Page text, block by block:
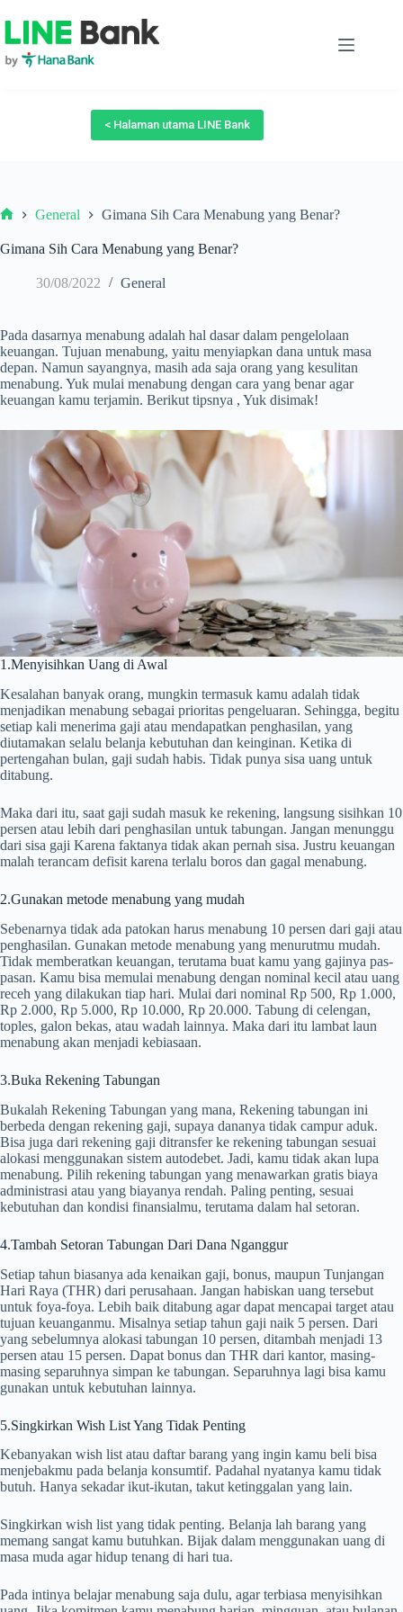
to
content
< Halaman utama LINE Bank
General Gimana Sih Cara Menabung yang Benar?
Gimana Sih Cara Menabung yang Benar?
30/08/2022 General
Pada dasarnya menabung adalah hal dasar dalam pengelolaan
keuangan. Tujuan menabung, yaitu menyiapkan dana untuk masa
depan. Namun sayangnya, masih ada saja orang yang kesulitan
menabung. Yuk mulai menabung dengan cara yang benar agar
keuangan kamu terjamin. Berikut tipsnya , Yuk disimak!
1.Menyisihkan Uang di Awal
Kesalahan banyak orang, mungkin termasuk kamu adalah tidak
menjadikan menabung sebagai prioritas pengeluaran. Sehingga, begitu
setiap kali menerima gaji atau mendapatkan penghasilan, yang
diutamakan selalu belanja kebutuhan dan keinginan. Ketika di
pertengahan bulan, gaji sudah habis. Tidak punya sisa uang untuk
ditabung.
Maka dari itu, saat gaji sudah masuk ke rekening, langsung sisihkan 10
persen atau lebih dari penghasilan untuk tabungan. Jangan menunggu
dari sisa gaji Karena faktanya tidak akan pernah sisa. Justru keuangan
malah terancam defisit karena terlalu boros dan gagal menabung.
2.Gunakan metode menabung yang mudah
Sebenarnya tidak ada patokan harus menabung 10 persen dari gaji atau
penghasilan. Gunakan metode menabung yang menurutmu mudah.
Tidak memberatkan keuangan, terutama buat kamu yang gajinya pas-
pasan. Kamu bisa memulai menabung dengan nominal kecil atau uang
receh yang dilakukan tiap hari. Mulai dari nominal Rp 500, Rp 1.000,
Rp 2.000, Rp 5.000, Rp 10.000, Rp 20.000. Tabung di celengan,
toples, galon bekas, atau wadah lainnya. Maka dari itu lambat laun
menabung akan menjadi kebiasaan.
3.Buka Rekening Tabungan
Bukalah Rekening Tabungan yang mana, Rekening tabungan ini
berbeda dengan rekening gaji, supaya dananya tidak campur aduk.
Bisa juga dari rekening gaji ditransfer ke rekening tabungan sesuai
alokasi menggunakan sistem autodebet. Jadi, kamu tidak akan lupa
menabung. Pilih rekening tabungan yang menawarkan gratis biaya
administrasi atau yang biayanya rendah. Paling penting, sesuai
kebutuhan dan kondisi finansialmu, terutama dalam hal setoran.
4.Tambah Setoran Tabungan Dari Dana Nganggur
Setiap tahun biasanya ada kenaikan gaji, bonus, maupun Tunjangan
Hari Raya (THR) dari perusahaan. Jangan habiskan uang tersebut
untuk foya-foya. Lebih baik ditabung agar dapat mencapai target atau
tujuan keuanganmu. Misalnya setiap tahun gaji naik 5 persen. Dari
yang sebelumnya alokasi tabungan 10 persen, ditambah menjadi 13
persen atau 15 persen. Dapat bonus dan THR dari kantor, masing-
masing separuhnya simpan ke tabungan. Separuhnya lagi bisa kamu
gunakan untuk kebutuhan lainnya.
5.Singkirkan Wish List Yang Tidak Penting
Kebanyakan wish list atau daftar barang yang ingin kamu beli bisa
menjebakmu pada belanja konsumtif. Padahal nyatanya kamu tidak
butuh. Hanya sekadar ikut-ikutan, takut ketinggalan yang lain.
Singkirkan wish list yang tidak penting. Belanja lah barang yang
memang sangat kamu butuhkan. Bijak dalam menggunakan uang di
masa muda agar hidup tenang di hari tua.
Pada intinya belajar menabung saja dulu, agar terbiasa menyisihkan